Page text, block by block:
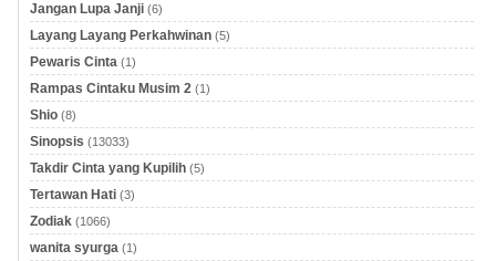
Jangan Lupa Janji (6)
Layang Layang Perkahwinan (5)
Pewaris Cinta (1)
Rampas Cintaku Musim 2 (1)
Shio (8)
Sinopsis (13033)
Takdir Cinta yang Kupilih (5)
Tertawan Hati (3)
Zodiak (1066)
wanita syurga (1)